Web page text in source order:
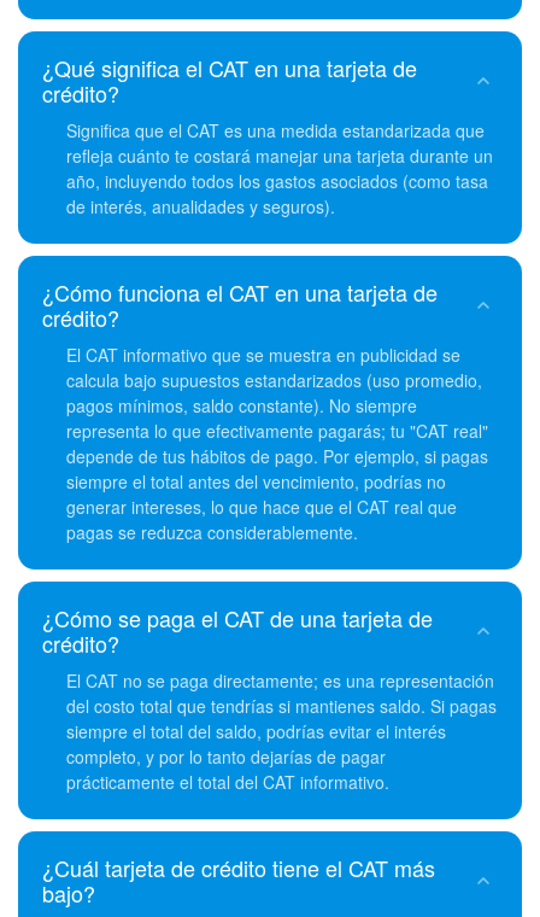
¿Qué significa el CAT en una tarjeta de
crédito?
Significa que el CAT es una medida estandarizada que
refleja cuánto te costará manejar una tarjeta durante un
año, incluyendo todos los gastos asociados (como tasa
de interés, anualidades y seguros).
¿Cómo funciona el CAT en una tarjeta de
crédito?
El CAT informativo que se muestra en publicidad se
calcula bajo supuestos estandarizados (uso promedio,
pagos mínimos, saldo constante). No siempre
representa lo que efectivamente pagarás; tu "CAT real"
depende de tus hábitos de pago. Por ejemplo, si pagas
siempre el total antes del vencimiento, podrías no
generar intereses, lo que hace que el CAT real que
pagas se reduzca considerablemente.
¿Cómo se paga el CAT de una tarjeta de
crédito?
El CAT no se paga directamente; es una representación
del costo total que tendrías si mantienes saldo. Si pagas
siempre el total del saldo, podrías evitar el interés
completo, y por lo tanto dejarías de pagar
prácticamente el total del CAT informativo.
¿Cuál tarjeta de crédito tiene el CAT más
bajo?